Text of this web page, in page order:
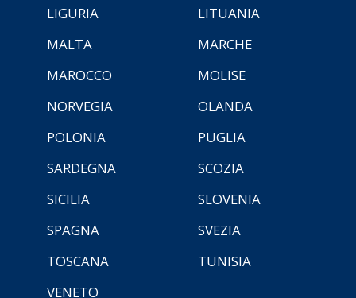
LIGURIA
LITUANIA
MALTA
MARCHE
MAROCCO
MOLISE
NORVEGIA
OLANDA
POLONIA
PUGLIA
SARDEGNA
SCOZIA
SICILIA
SLOVENIA
SPAGNA
SVEZIA
TOSCANA
TUNISIA
VENETO